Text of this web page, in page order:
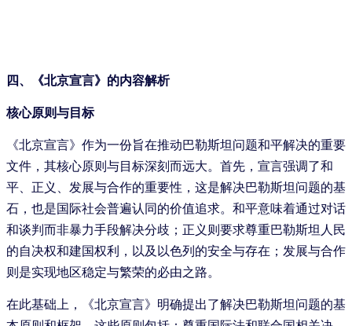
四、《北京宣言》的内容解析
核心原则与目标
《北京宣言》作为一份旨在推动巴勒斯坦问题和平解决的重要
文件，其核心原则与目标深刻而远大。首先，宣言强调了和
平、正义、发展与合作的重要性，这是解决巴勒斯坦问题的基
石，也是国际社会普遍认同的价值追求。和平意味着通过对话
和谈判而非暴力手段解决分歧；正义则要求尊重巴勒斯坦人民
的自决权和建国权利，以及以色列的安全与存在；发展与合作
则是实现地区稳定与繁荣的必由之路。
在此基础上，《北京宣言》明确提出了解决巴勒斯坦问题的基